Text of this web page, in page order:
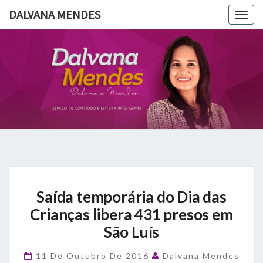
DALVANA MENDES
DALVANA
MENDES
Espaço De
Conteúdo
E Leitura
Inteligente
temporária
do
Dia
das
libera
Saída temporária do Dia das
Crianças libera 431 presos em
São Luís
11 De Outubro De 2016
Dalvana Mendes